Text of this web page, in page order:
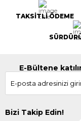
TAKSİTLİ ÖDEME
E-Bültene
Bizi Takip Edin!